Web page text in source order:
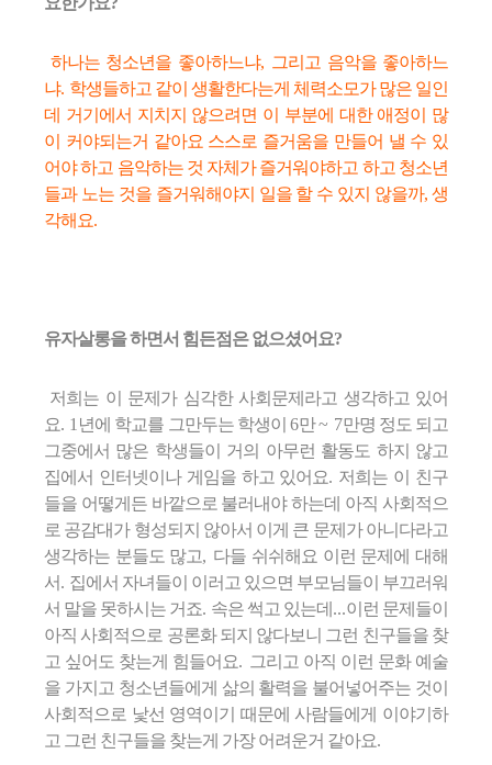
하나는 청소년을 좋아하느냐, 그리고 음악을 좋아하느
냐. 학생들하고 같이 생활한다는게 체력소모가 많은 일인
데 거기에서 지치지 않으려면 이 부분에 대한 애정이 많
이 커야되는거 같아요 스스로 즐거움을 만들어 낼 수 있
어야 하고 음악하는 것 자체가 즐거워야하고 하고 청소년
들과 노는 것을 즐거워해야지 일을 할 수 있지 않을까, 생
각해요.
유자살롱을 하면서 힘든점은 없으셨어요?
저희는 이 문제가 심각한 사회문제라고 생각하고 있어
요. 1 년에 학교를 그만두는 학생이6만~ 7만명 정도 되고
그중에서 많은 학생들이 거의 아무런 활동도 하지 않고
집에서 인터넷이나 게임을 하고 있어요. 저희는 이 친구
들을 어떻게든 바깥으로 불러내야 하는데 아직 사회적으
로 공감대가 형성되지 않아서 이게 큰 문제가 아니다라고
생각하는 분들도 많고, 다들 쉬쉬해요 이런 문제에 대해
서. 집에서 자녀들이 이러고 있으면 부모님들이 부끄러워
서 말을 못하시는 거죠. 속은 썩고 있는데 ...이런 문제들이
아직 사회적으로 공론화 되지 않다보니 그런 친구들을 찾
고 싶어도 찾는게 힘들어요. 그리고 아직 이런 문화 예술
을 가지고 청소년들에게 삶의 활력을 불어넣어주는 것이
사회적으로 낯선 영역이기 때문에 사람들에게 이야기하
고 그런 친구들을 찾는게 가장 어려운거 같아요.